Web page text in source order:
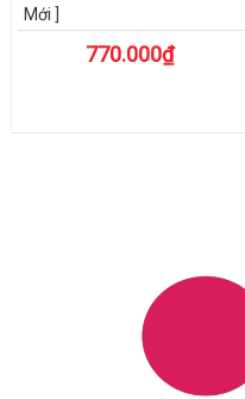
Mới ]
770.000₫